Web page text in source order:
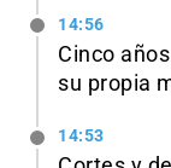
14:56
Cinco
su propia
14:53